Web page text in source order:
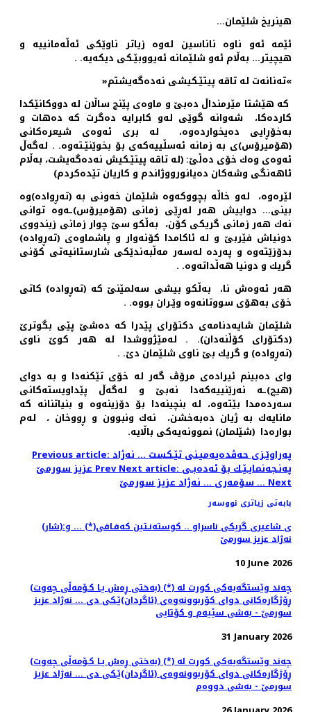
هینریخ شلێمان…
ئێمه‌ ئه‌و ناوه‌ ناناسین له‌وه‌ زیاتر ناوێكی ئه‌ڵه‌مانییه‌ و
هیچیتر… به‌ڵام ئه‌و شلێمانه‌ ئه‌یووبێـكی دیكه‌یه‌. .
»ته‌نانه‌ت له‌ تاقه‌ پیتێـكیشی نه‌ده‌گه‌یشتم«
كه‌ هێشتا مێرمنداڵ ده‌بێ و ماوه‌ی پێنج ساڵان له‌ دووكانێكدا
كارده‌كا، شه‌وانه‌ گوێی له‌و كابرایه‌ ده‌گرت كه‌ ده‌هات و
به‌خۆڕایی ده‌یخوارده‌وه‌، له‌ بری ئه‌وه‌ی شیعره‌كانی
(هۆمیرۆس)ی به‌ زمانه‌ ئه‌سڵییه‌كه‌ی بۆ بخوێنێـته‌وه‌. . له‌گه‌ڵ
ئه‌وه‌ی وه‌ك خۆی ده‌ڵێ: (له‌ تاقه‌ پیتێـكیش نه‌ده‌گه‌یشت، به‌ڵام
ئاهه‌نگی وشه‌كان ده‌یانورووژاندم و كاریان تێده‌كردم)
لێره‌وه‌، له‌و خاڵه‌ بچووكه‌وه‌ شلێمان خه‌ونی به‌ (ته‌ڕواده‌)وه‌
بینی… دواییش هه‌ر له‌ڕێی زمانی (هۆمیرۆس)ـه‌وه‌ توانی
نه‌ك هه‌ر زمانی گریكی كۆن، به‌ڵكو سێ چوار زمانی زیندووی
دونیاش فێربێ و له‌ ئاكامدا كۆنه‌وار و پاشماوه‌ی (ته‌ڕواده‌)
بدۆزێته‌وه‌ و په‌رده‌ له‌سه‌ر مه‌ڵبه‌ندێكی شارستانیه‌تی كۆنی
گریك و دونیا هه‌ڵداته‌وه‌. .
هه‌ر ئه‌وه‌ش نا، به‌ڵكو بیشی سه‌لمێنێ كه‌ (ته‌ڕواده‌) كاتی
خۆی به‌هۆی سووتانه‌وه‌ وێـران بووه‌. .
شلێمان شایه‌دنامه‌ی دكتۆرای پێدرا كه‌ ده‌شێ پێی بگوترێ
(دكتۆرای كۆڵنه‌دان). . له‌مێژووشدا له‌ هه‌ر كوێ ناوی
(ته‌ڕواده‌) و گریك بێ ناوی شلێمان دێ. .
وای ده‌بینم ئیراده‌ی مرۆڤ گه‌ر له‌ خۆی تێكنه‌دا و به‌ دوای
(هیچ)ـه‌ نه‌رێنییه‌كه‌دا نه‌بێ و له‌گه‌ڵ پێداویسته‌كانی
سه‌رده‌مدا بێته‌وه‌، له‌ بنچینه‌دا بۆ دۆزینه‌وه‌ و بنیاتنانه كه‌
مانایه‌ك به‌ ژیان ده‌به‌خشن، نه‌ك ونبوون و ڕووخان ، له‌م
بواره‌دا (شێلمان) نموونه‌یه‌كی باڵایه‌.
Previous article: په‌راوێـزی حه‌ڤده‌یه‌میـنی تێـكست ... نه‌ژاد
عزیز سورمێPrevNext article: په‌نـجه‌نمایـێـك بۆ ئه‌ده‌بـی
سۆمه‌ری ... نه‌ژاد عزیز سورمێ ...Next
بابەتی زیاتری نووسەر
(شار)ی شاعیری گریكی ناسراو .. كوسته‌نـتین كه‌فـافی(*) ... و:
نه‌ژاد عزیز سورمێ
10 June 2026
(به‌ختی ڕه‌ش یـا كـۆمه‌ڵی چه‌وت) (*) چه‌ند وێستگه‌یه‌كی كورت له‌
ڕۆژگاره‌كانی دوای كۆربوونه‌وه‌ی (ئاگردان)ێـكی دی ... نه‌ژاد عزیز
سورمێ - به‌شی سێیه‌م و كۆتایی
31 January 2026
(به‌ختی ڕه‌ش یـا كـۆمه‌ڵی چه‌وت) (*) چه‌ند وێستگه‌یه‌كی كورت له‌
ڕۆژگاره‌كانی دوای كۆربوونه‌وه‌ی (ئاگردان)ێـكی دی ... نه‌ژاد عزیز
سورمێ - به‌شی دووه‌م